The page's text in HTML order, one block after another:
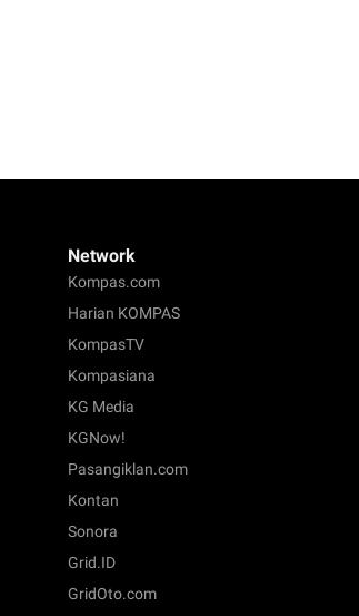
Network
Kompas.com
Harian KOMPAS
KompasTV
Kompasiana
KG Media
KGNow!
Pasangiklan.com
Kontan
Sonora
Grid.ID
GridOto.com